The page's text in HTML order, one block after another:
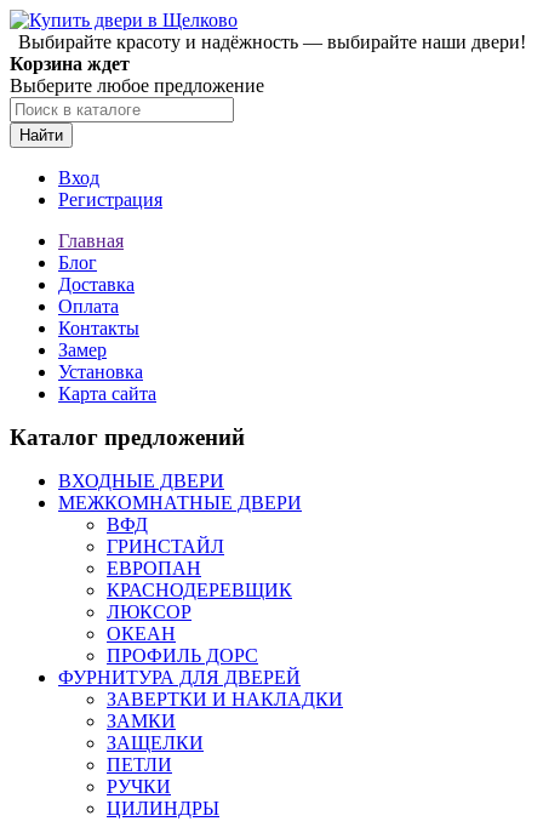
Выбирайте красоту и надёжность — выбирайте наши двери!
Корзина ждет
Выберите любое предложение
Найти
Вход
Регистрация
Главная
Блог
Доставка
Оплата
Контакты
Замер
Установка
Карта сайта
Каталог предложений
ВХОДНЫЕ ДВЕРИ
МЕЖКОМНАТНЫЕ ДВЕРИ
ВФД
ГРИНСТАЙЛ
ЕВРОПАН
КРАСНОДЕРЕВЩИК
ЛЮКСОР
ОКЕАН
ПРОФИЛЬ ДОРС
ФУРНИТУРА ДЛЯ ДВЕРЕЙ
ЗАВЕРТКИ И НАКЛАДКИ
ЗАМКИ
ЗАЩЕЛКИ
ПЕТЛИ
РУЧКИ
ЦИЛИНДРЫ